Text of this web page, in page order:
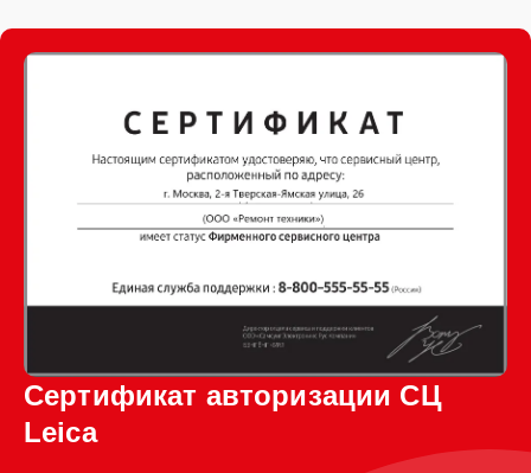
Сертификат авторизации СЦ
Leica